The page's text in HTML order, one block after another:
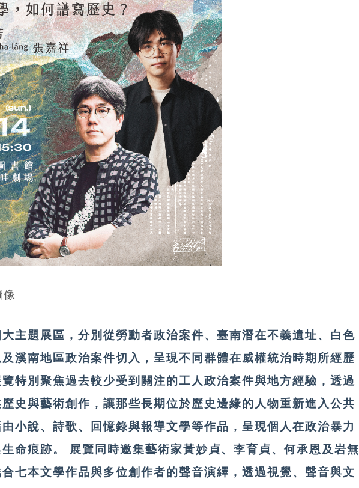
主題展區，分別從勞動者政治案件、臺南潛在不義遺址、白色
溪南地區政治案件切入，呈現不同群體在威權統治時期所經歷
特別聚焦過去較少受到關注的工人政治案件與地方經驗，透過
史與藝術創作，讓那些長期位於歷史邊緣的人物重新進入公共
小說、詩歌、回憶錄與報導文學等作品，呈現個人在政治暴力
命痕跡。 展覽同時邀集藝術家黃妙貞、李育貞、何承恩及岩無
七本文學作品與多位創作者的聲音演繹，透過視覺、聲音與文